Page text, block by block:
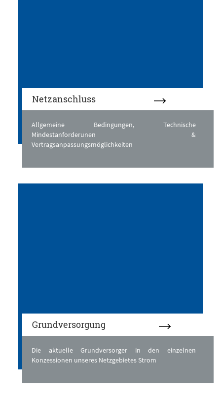
Netzanschluss
Allgemeine Bedingungen, Technische
Mindestanforderunen &
Vertragsanpassungsmöglichkeiten
Grundversorgung
Die aktuelle Grundversorger in den einzelnen
Konzessionen unseres Netzgebietes Strom